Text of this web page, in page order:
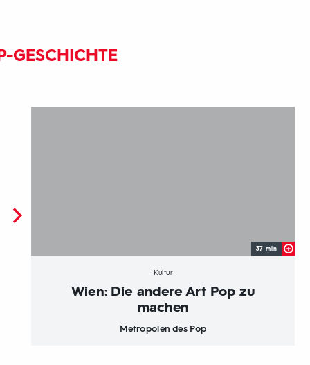
GESCHICHTE
37 min
Kultur
Wien: Die andere Art Pop zu
machen
Metropolen des Pop